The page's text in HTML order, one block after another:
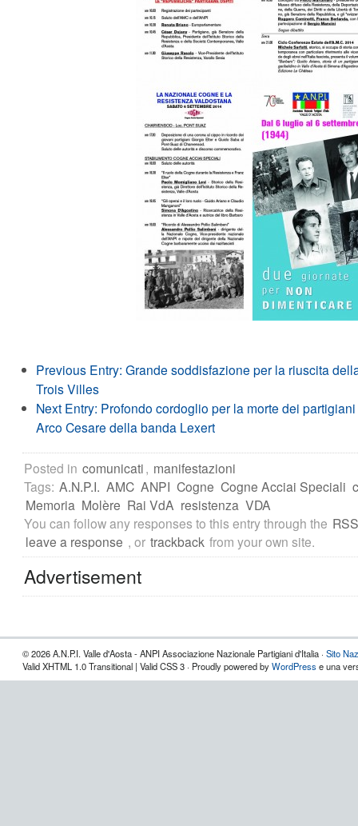
Previous Entry: Grande soddisfazione per la riuscita
Trois Villes
Next Entry: Profondo cordoglio per la morte dei
Arco Cesare della banda Lexert
Posted in comunicati, manifestazioni
Tags: A.N.P.I. AMC ANPI Cogne Cogne Acciai Speciali
Memoria Molère Rai VdA resistenza VDA
You can follow any responses to this entry through the
leave a response , or trackback from your own site.
Advertisement
© 2026 A.N.P.I. Valle d'Aosta - ANPI Associazione Nazionale Partigiani d'Italia · Sito
Valid XHTML 1.0 Transitional | Valid CSS 3 · Proudly powered byWordPress e una